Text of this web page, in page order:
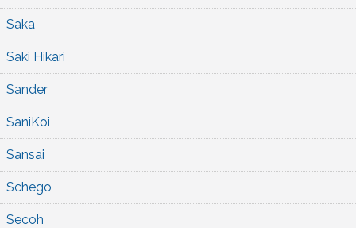
Saka
Saki Hikari
Sander
SaniKoi
Sansai
Schego
Secoh